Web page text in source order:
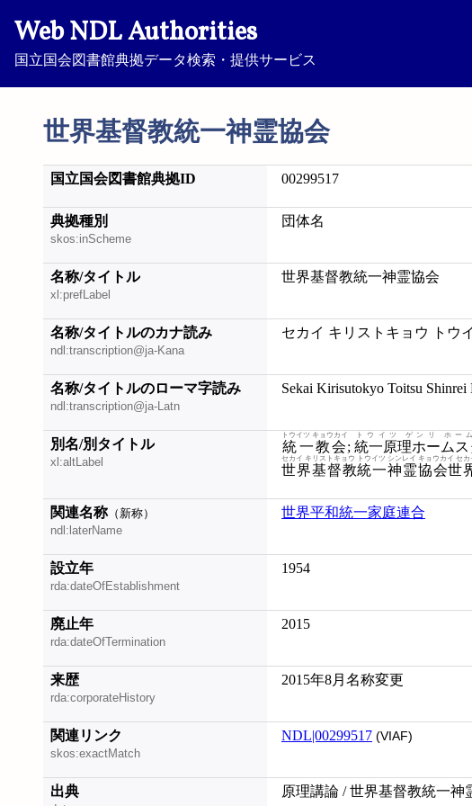
Web NDL Authorities
国立国会図書館典拠データ検索・提供サービス
世界基督教統一神霊協会
国立国会図書館典拠ID 00299517
典拠種別
skos:inScheme
団体名
名称/タイトル
xl:prefLabel
世界基督教統一神霊協会
名称/タイトルのカナ読み
ndl:transcription@ja-Kana
セカイ キリストキョウ トウ
名称/タイトルのローマ字読み
ndl:transcription@ja-Latn
Sekai Kirisutokyo Toitsu Shinrei
別名/別タイトル
xl:altLabel
統一教会
トウイツ キョウカイ
; 統一原理ホーム
トウイツ ゲンリ ホー
世界基督教統一神霊協会世
セカイ キリストキョウ トウイツ シンレイ キョウカイ セ
関連名称（新称）
ndl:laterName
世界平和統一家庭連合
設立年
rda:dateOfEstablishment
1954
廃止年
rda:dateOfTermination
2015
来歴
rda:corporateHistory
2015年8月名称変更
関連リンク
skos:exactMatch
NDL|00299517 (VIAF)
出典 原理講論 / 世界基督教統一神